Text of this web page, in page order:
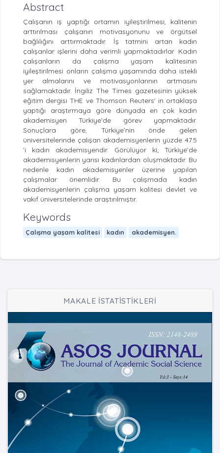
Abstract
Çalışanın iş yaptığı ortamın iyileştirilmesi, kalitenin
arttırılması çalışanın motivasyonunu ve örgütsel
bağlılığını arttırmaktadır. İş tatmini artan kadın
çalışanlar işlerini daha verimli yapmaktadırlar. Kadın
çalışanların da çalışma yaşam kalitesinin
iyileştirilmesi onların çalışma yaşamında daha istekli
yer almalarını ve motivasyonlarının artmasını
sağlamaktadır. İngiliz The Times gazetesinin yüksek
eğitim dergisi THE ve Thomson Reuters' in ortaklaşa
yaptığı araştırmaya göre dünyada en çok kadın
akademisyen Türkiye'de görev yapmaktadır.
Sonuçlara göre, Türkiye’nin önde gelen
üniversitelerinde çalışan akademisyenlerin yüzde 47.5
’i kadın akademisyendir. Görülüyor ki; Türkiye’de
akademisyenlerin yarısı kadınlardan oluşmaktadır. Bu
nedenle kadın akademisyenler üzerine yapılan
çalışmalar önemlidir. Bu çalışmada kadın
akademisyenlerin çalışma yaşam kalitesi devlet ve
vakıf üniversitelerinde araştırılmıştır.
Keywords
Çalışma yaşam kalitesi kadın akademisyen.
MAKALE İSTATİSTİKLERİ